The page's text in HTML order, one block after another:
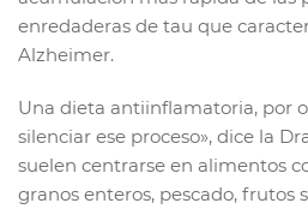
enredaderas de tau que
Alzheimer.
Una dieta antiinflamatoria, por
silenciar ese proceso», dice la
suelen centrarse en alimentos
granos enteros, pescado, frutos